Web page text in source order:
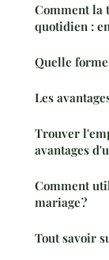
Comment la
quotidien :
Quelle
Les
Trouver
avantages
Comment
mariage ?
Tout savoir